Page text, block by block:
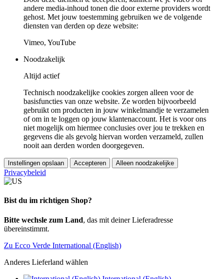
andere media-inhoud tonen die door externe providers wordt
gehost. Met jouw toestemming gebruiken we de volgende
diensten van derden op deze website:
Vimeo, YouTube
Noodzakelijk
Altijd actief
Technisch noodzakelijke cookies zorgen alleen voor de
basisfuncties van onze website. Ze worden bijvoorbeeld
gebruikt om producten in jouw winkelmandje te verzamelen
of om in te loggen op jouw klantenaccount. Het is voor ons
niet mogelijk om hiermee conclusies over jou te trekken en
gegevens die als gevolg hiervan worden verzameld, zullen
nooit aan derden worden doorgegeven.
Instellingen opslaan Accepteren Alleen noodzakelijke
Privacybeleid
Bist du im richtigen Shop?
Bitte wechsle zum Land, das mit deiner Lieferadresse
übereinstimmt.
Zu Ecco Verde International (English)
Anderes Lieferland wählen